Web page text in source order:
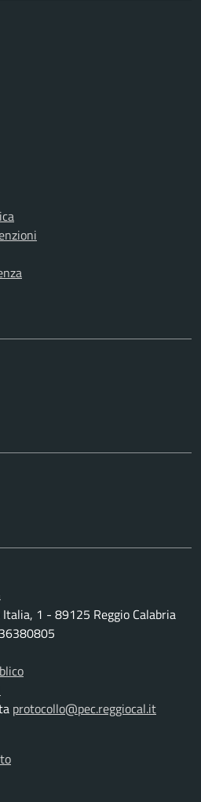
Italia, 1 - 89125 Reggio Calabria
protocollo@pec.reggiocal.it